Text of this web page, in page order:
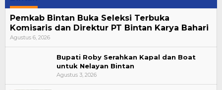
Pemkab Bintan Buka Seleksi Terbuka
Komisaris dan Direktur PT Bintan Karya Bahari
Agustus 6, 2026
Bupati Roby Serahkan Kapal dan Boat
untuk Nelayan Bintan
Agustus 3, 2026